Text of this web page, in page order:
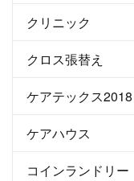
クリニック
クロス張替え
ケアテックス2018
ケアハウス
コインランドリー